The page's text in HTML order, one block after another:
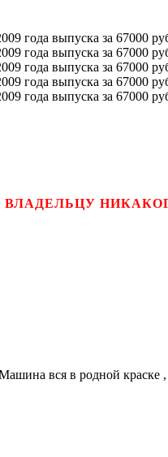
ВЛАДЕЛЬЦУ
вся в родной краске